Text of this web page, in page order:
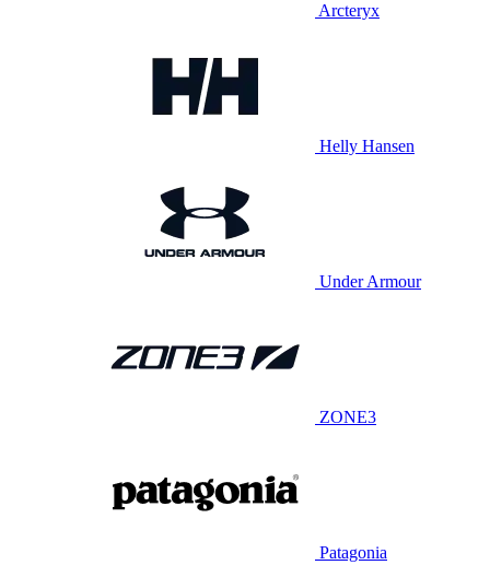
Arcteryx
Helly Hansen
Under Armour
ZONE3
Patagonia